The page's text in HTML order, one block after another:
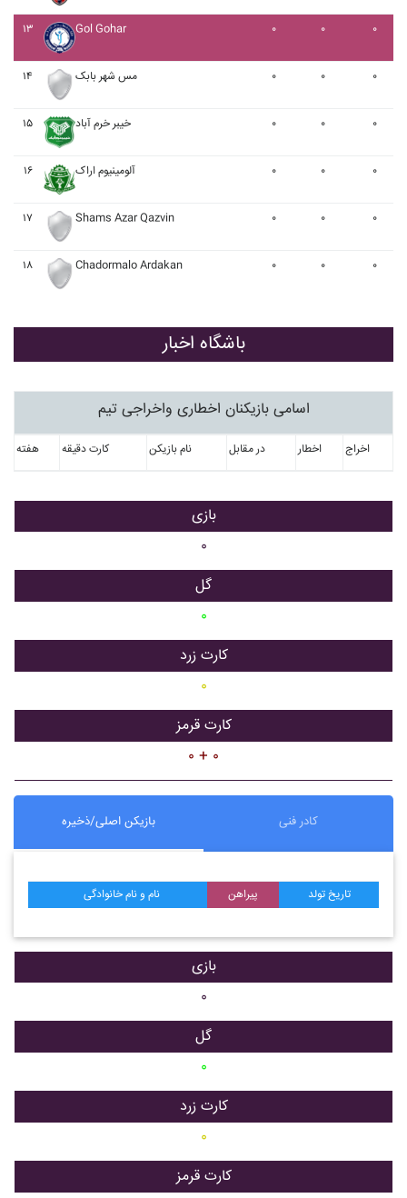
۱۳ Gol Gohar ۰ ۰ ۰
۱۴ مس شهر بابک ۰ ۰ ۰
۱۵ خيبر خرم آباد ۰ ۰ ۰
۱۶ آلومينيوم اراک ۰ ۰ ۰
۱۷ Shams Azar Qazvin ۰ ۰ ۰
۱۸ Chadormalo Ardakan ۰ ۰ ۰
باشگاه اخبار
اسامی بازیکنان اخطاری واخراجی تیم
هفته کارت دقیقه نام بازیکن در مقابل اخطار اخراج
بازی
۰
گل
۰
کارت زرد
۰
کارت قرمز
۰ + ۰
بازیکن اصلی/ذخیره کادر فنی
نام و نام خانوادگی پیراهن تاریخ تولد
بازی
۰
گل
۰
کارت زرد
۰
کارت قرمز